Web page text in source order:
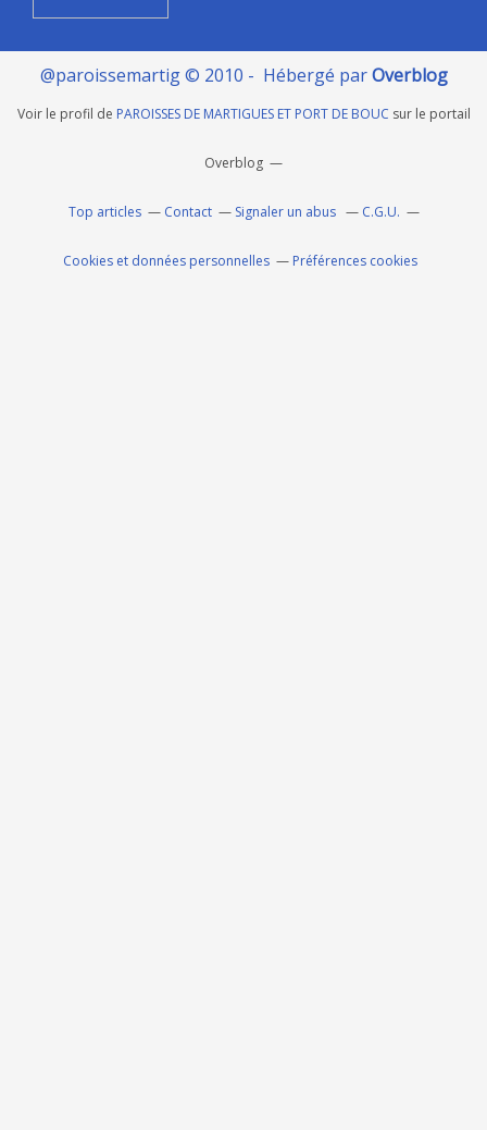
@paroissemartig © 2010 - Hébergé parOverblog
Voir le profil de PAROISSES DE MARTIGUES ET PORT DE BOUC sur le portail
Overblog
Top articles Contact Signaler un abus C.G.U.
Cookies et données personnelles Préférences cookies